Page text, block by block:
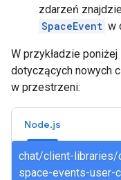
zdarzeń
SpaceEvent w
W przykładzie
dotyczących nowych
w przestrzeni:
Node.js
chat/client-
space-events-user-